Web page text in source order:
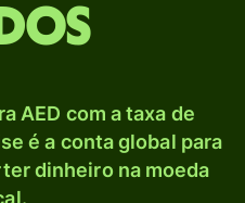
AED com a taxa de
é a conta global para
dinheiro na moeda